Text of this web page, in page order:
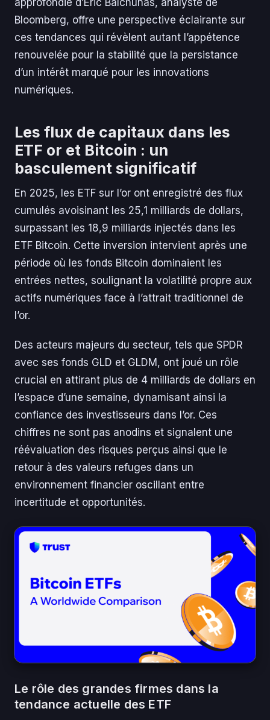
Bloomberg, offre une perspective éclairante sur
ces tendances qui révèlent autant l’appétence
renouvelée pour la stabilité que la persistance
d’un intérêt marqué pour les innovations
numériques.
Les flux de capitaux dans les
ETF or et Bitcoin : un
basculement significatif
En 2025, les ETF sur l’or ont enregistré des flux
cumulés avoisinant les 25,1 milliards de dollars,
surpassant les 18,9 milliards injectés dans les
ETF Bitcoin. Cette inversion intervient après une
période où les fonds Bitcoin dominaient les
entrées nettes, soulignant la volatilité propre aux
actifs numériques face à l’attrait traditionnel de
l’or.
Des acteurs majeurs du secteur, tels que SPDR
avec ses fonds GLD et GLDM, ont joué un rôle
crucial en attirant plus de 4 milliards de dollars en
l’espace d’une semaine, dynamisant ainsi la
confiance des investisseurs dans l’or. Ces
chiffres ne sont pas anodins et signalent une
réévaluation des risques perçus ainsi que le
retour à des valeurs refuges dans un
environnement financier oscillant entre
incertitude et opportunités.
Le rôle des grandes firmes dans la
tendance actuelle des ETF